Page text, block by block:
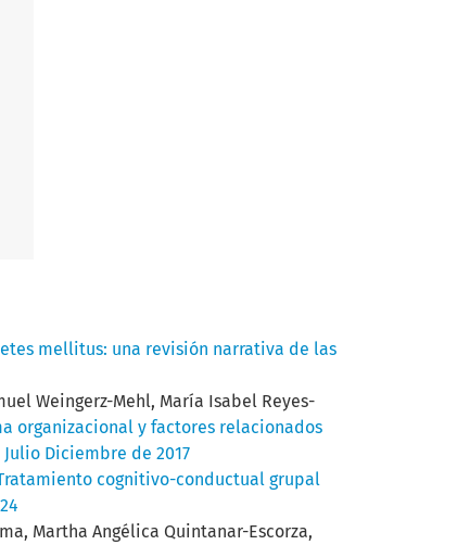
mellitus: una revisión narrativa de las
Weingerz-Mehl, María Isabel Reyes-
organizacional y factores relacionados
Julio Diciembre de 2017
cognitivo-conductual grupal
Martha Angélica Quintanar-Escorza,